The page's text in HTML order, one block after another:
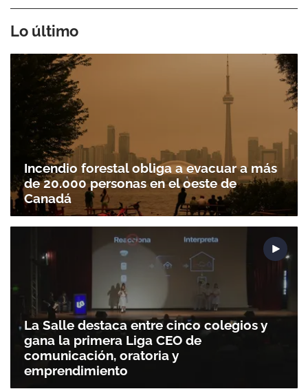
Lo último
Incendio forestal obliga a evacuar a más
de 20.000 personas en el oeste de
Canadá
La Salle destaca entre cinco colegios y
gana la primera Liga CEO de
comunicación, oratoria y
emprendimiento